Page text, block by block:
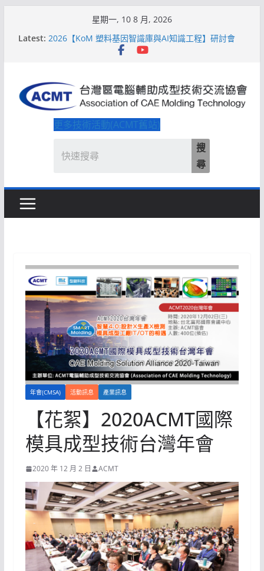
星期一, 10 8 月, 2026
Latest: 2026【QoM 射出成型高品質穩定生產】研討會
2026【KoM 塑料基因智識庫與AI知識工程】研討會
解密 AIoM 模塑智造！系列研討會於2026台北國際模
具展重磅登場
ACMT打造「Smart Molding 模塑智造平台」主題館
更多技術活動(ACMT舊站)
搜
尋
年會(CMSA) 活動訊息 產業訊息
【花絮】2020ACMT國際
模具成型技術台灣年會
2020 年 12 月 2 日 ACMT